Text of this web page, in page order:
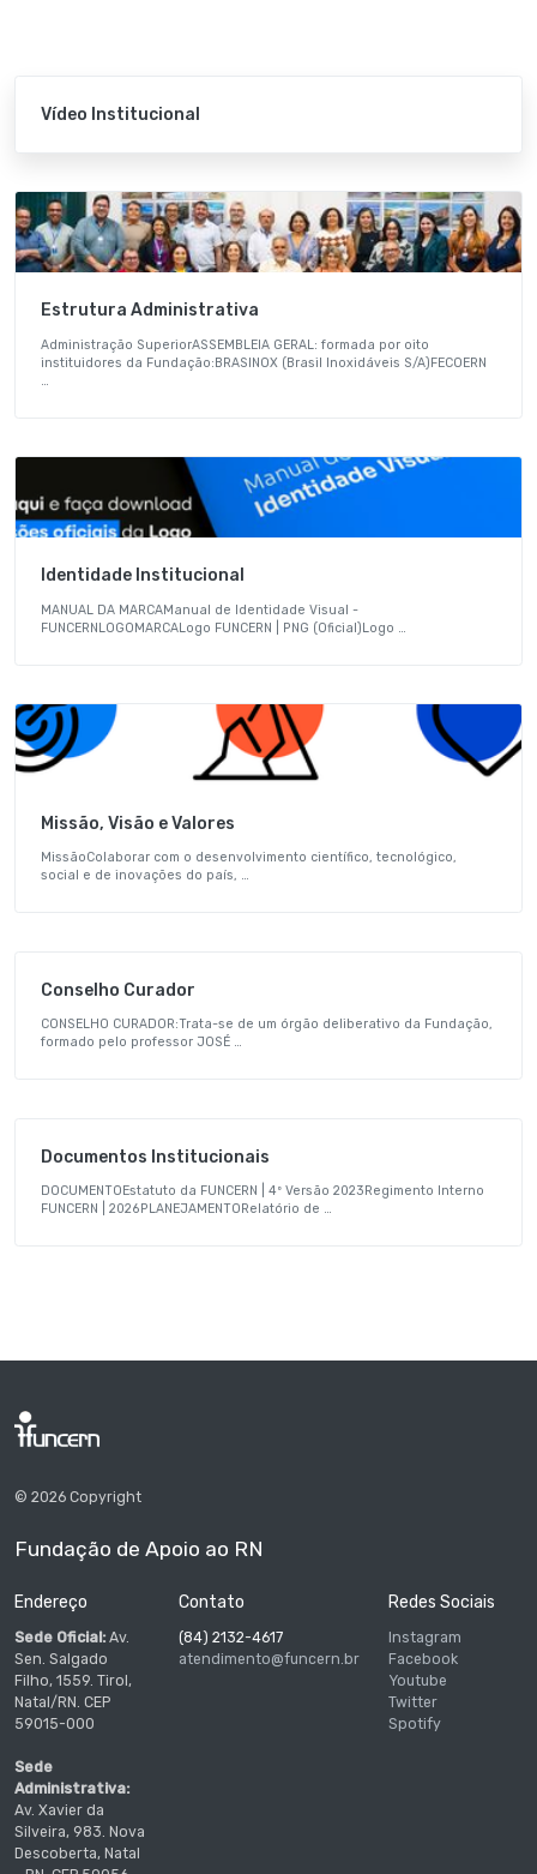
Vídeo Institucional
Estrutura Administrativa
Administração SuperiorASSEMBLEIA GERAL: formada por oito
instituidores da Fundação:BRASINOX (Brasil Inoxidáveis S/A)FECOERN
…
Identidade Institucional
MANUAL DA MARCAManual de Identidade Visual -
FUNCERNLOGOMARCALogo FUNCERN | PNG (Oficial)Logo …
Missão, Visão e Valores
MissãoColaborar com o desenvolvimento científico, tecnológico,
social e de inovações do país, …
Conselho Curador
CONSELHO CURADOR:Trata-se de um órgão deliberativo da Fundação,
formado pelo professor JOSÉ …
Documentos Institucionais
DOCUMENTOEstatuto da FUNCERN | 4º Versão 2023Regimento Interno
FUNCERN | 2026PLANEJAMENTORelatório de …
© 2026 Copyright
Fundação de Apoio ao RN
Endereço
Sede Oficial: Av.
Sen. Salgado
Filho, 1559. Tirol,
Natal/RN. CEP
59015-000
Sede
Administrativa:
Av. Xavier da
Silveira, 983. Nova
Descoberta, Natal
Contato
(84) 2132-4617
atendimento@funcern.br
Redes Sociais
Instagram
Facebook
Youtube
Twitter
Spotify